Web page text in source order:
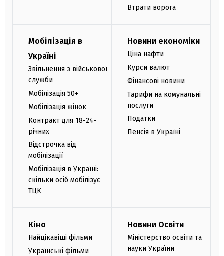
Втрати ворога
Мобілізація в
Україні
Звільнення з військової
служби
Мобілізація 50+
Мобілізація жінок
Контракт для 18-24-
річних
Відстрочка від
мобілізації
Мобілізація в Україні:
скільки осіб мобілізує
ТЦК
Новини економіки
Ціна нафти
Курси валют
Фінансові новини
Тарифи на комунальні
послуги
Податки
Пенсія в Україні
Кіно
Найцікавіші фільми
Українські фільми
Новини Освіти
Міністерство освіти та
науки України